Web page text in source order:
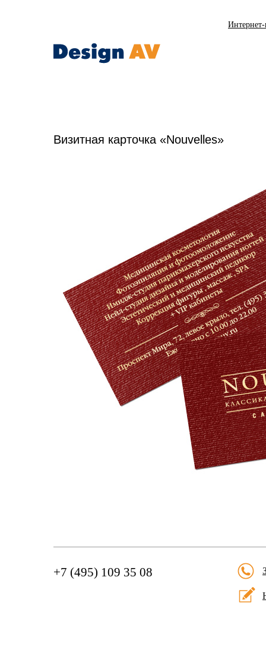
Визитная карточка «Nouvelles»
+7 (495) 109 35 08